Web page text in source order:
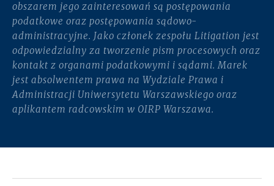
obszarem jego zainteresowań są postępowania
podatkowe oraz postępowania sądowo-
administracyjne. Jako członek zespołu Litigation jest
odpowiedzialny za tworzenie pism procesowych oraz
kontakt z organami podatkowymi i sądami. Marek
jest absolwentem prawa na Wydziale Prawa i
Administracji Uniwersytetu Warszawskiego oraz
aplikantem radcowskim w OIRP Warszawa.